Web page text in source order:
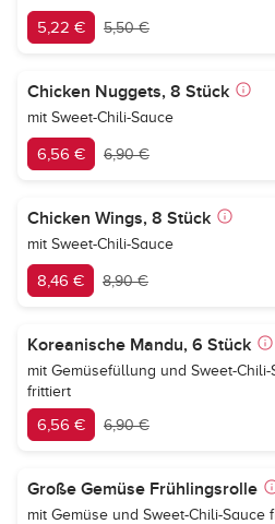
5,22 € 5,50 €
Chicken Nuggets, 8 Stück
mit Sweet-Chili-Sauce
6,56 € 6,90 €
Chicken Wings, 8 Stück
mit Sweet-Chili-Sauce
8,46 € 8,90 €
Koreanische Mandu, 6 Stück
mit Gemüsefüllung und Sweet-Chili-
frittiert
6,56 € 6,90 €
Große Gemüse Frühlingsrolle
mit Gemüse und Sweet-Chili-Sauce